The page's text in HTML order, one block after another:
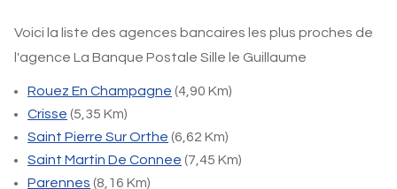
Voici la liste des agences bancaires les plus proches de
l'agence La Banque Postale Sille le Guillaume
Rouez En Champagne (4,90 Km)
Crisse (5,35 Km)
Saint Pierre Sur Orthe (6,62 Km)
Saint Martin De Connee (7,45 Km)
Parennes (8,16 Km)